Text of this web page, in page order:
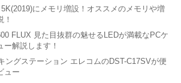
にメモリ増設！オススメのメモリや増
FLUX 見た目抜群の魅せるLEDが満載なPCケ
ー解説します！
ングステーション エレコムのDST-C17SVが便
ュー